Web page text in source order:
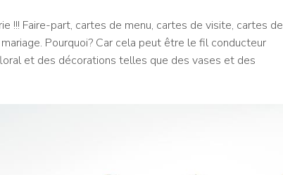
!!! Faire-part, cartes de menu, cartes de visite, cartes de
Pourquoi? Car cela peut être le fil conducteur
et des décorations telles que des vases et des